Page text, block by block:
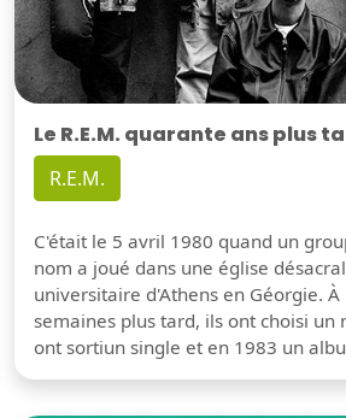
Le R.E.M. quarante ans plus
R.E.M.
C'était le 5 avril 1980 quand un
nom a joué dans une église
universitaire d'Athens en Géorgie.
semaines plus tard, ils ont choisi un
ont sortiun single et en 1983 un